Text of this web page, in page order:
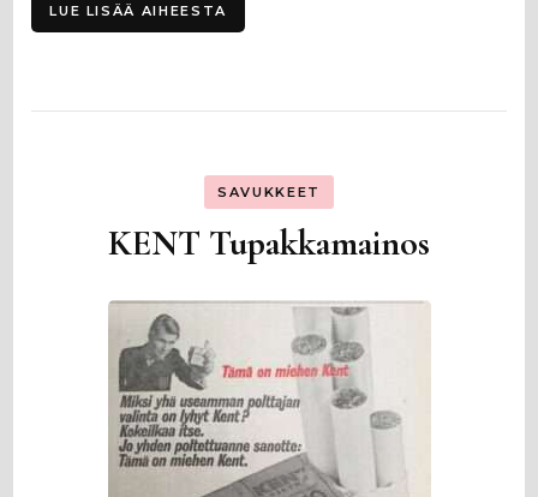
LUE LISÄÄ AIHEESTA
SAVUKKEET
KENT Tupakkamainos